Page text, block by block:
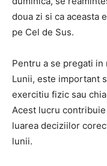
doua zi si ca aceasta
pe Cel de Sus.
Pentru a se pregati
Lunii, este important
exercitiu fizic sau
Acest lucru
luarea deciziilor
lunii.